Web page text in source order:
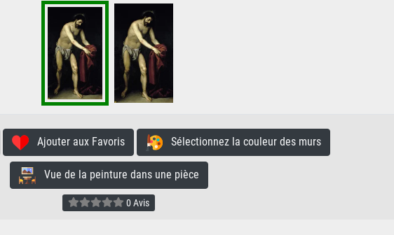
Ajouter aux Favoris Sélectionnez la couleur des murs
Vue de la peinture dans une pièce
0 Avis